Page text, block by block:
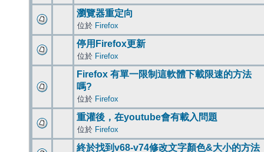
瀏覽器重定向
位於 Firefox
停用Firefox更新
位於 Firefox
Firefox 有單一限制這軟體下載限速的方法
嗎?
位於 Firefox
重灌後，在youtube會有載入問題
位於 Firefox
終於找到v68-v74修改文字顏色&大小的方法